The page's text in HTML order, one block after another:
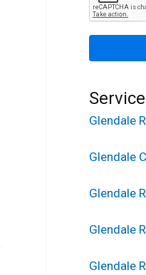
Glendale
Glendale
Glendale
Glendale
Glendale